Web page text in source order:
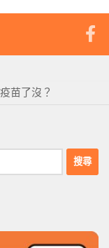
苗了沒？